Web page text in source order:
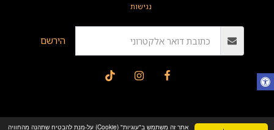
אתר זה משתמש ב"עוגיות" (Cookie) על-מנת להבטיח שתהנה מהחוויה
נגישות
הירשם